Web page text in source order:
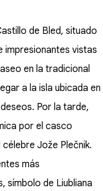
de Bled, situado
impresionantes vistas
en la tradicional
a la isla ubicada en
Por la tarde,
por el casco
Jože Plečnik.
más
símbolo de Liubliana